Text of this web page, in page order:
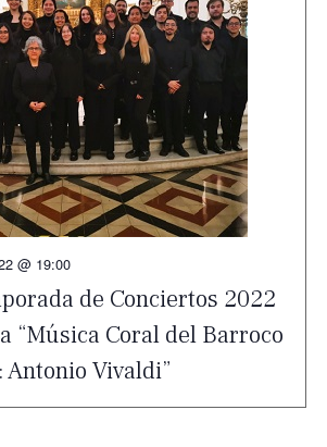
de Conciertos 2022
“Música Coral del Barroco
Vivaldi”
@ 19:00